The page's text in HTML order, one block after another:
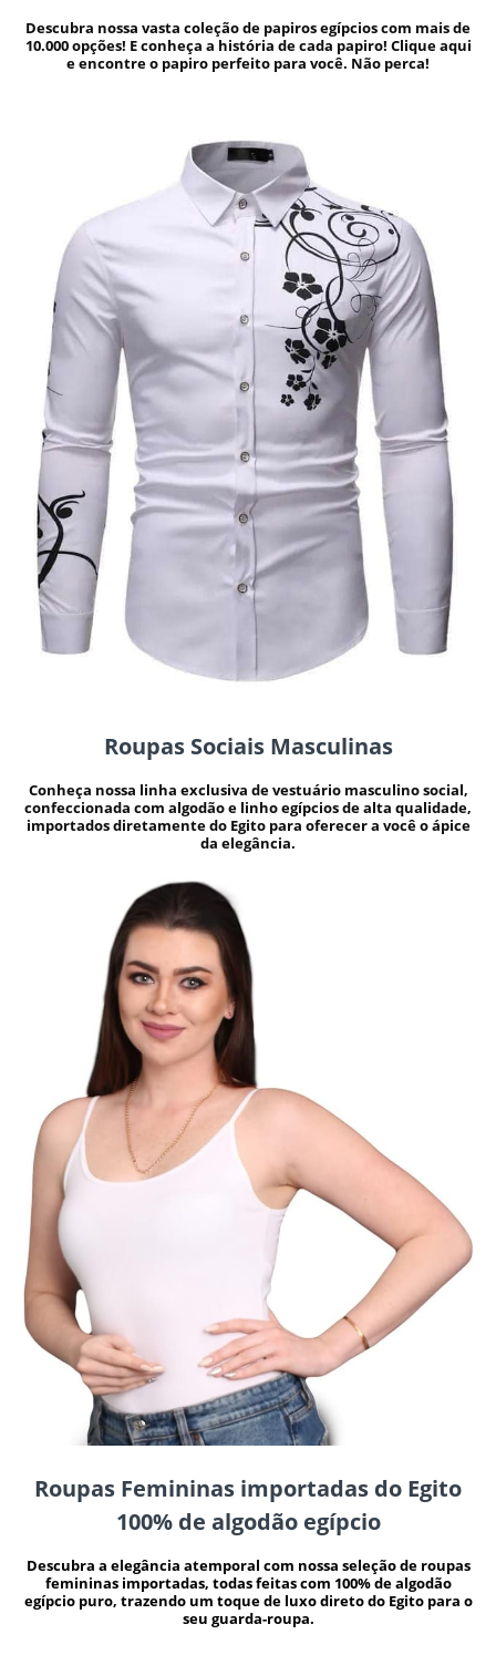
Descubra nossa vasta coleção de papiros egípcios com mais de
10.000 opções! E conheça a história de cada papiro! Clique aqui
e encontre o papiro perfeito para você. Não perca!
Roupas Sociais Masculinas
Conheça nossa linha exclusiva de vestuário masculino social,
confeccionada com algodão e linho egípcios de alta qualidade,
importados diretamente do Egito para oferecer a você o ápice
da elegância.
Roupas Femininas importadas do Egito
100% de algodão egípcio
Descubra a elegância atemporal com nossa seleção de roupas
femininas importadas, todas feitas com 100% de algodão
egípcio puro, trazendo um toque de luxo direto do Egito para o
seu guarda-roupa.